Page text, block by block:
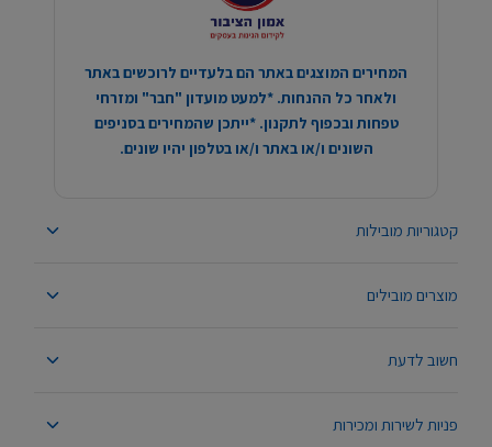
קטגוריות מובילות
מוצרים מובילים
חשוב לדעת
פניות לשירות ומכירות
המחירים המוצגים באתר הם בלעדיים לרוכשים באתר
ולאחר כל ההנחות. *למעט מועדון "חבר" ומזרחי
טפחות ובכפוף לתקנון. *ייתכן שהמחירים בסניפים
השונים ו/או באתר ו/או בטלפון יהיו שונים.